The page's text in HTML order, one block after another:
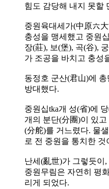
힘도 감당해 내지 못할
중원육대세가(中原六
충성을 맹세했고 중원
장(莊), 보(堡), 곡(谷),
가 조공을 바치고 충성
동정호 군산(君山)에
방대했다.
중원십tka개 성(省)에
개의 분단(分團)이 있
(分舵)를 거느렸다. 물
로 전 중원을 통치한 것
난세(亂世)가 그렇듯이
중원무림은 자연히 평
리게 되었다.